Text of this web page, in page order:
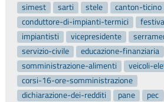
simest
sarti stele canton-ticino
conduttore-di-impianti-termici
impiantisti
vicepresidente
servizio-civile
educazione-finanziaria
somministrazione-alimenti
veicoli-
corsi-16-ore-somministrazione
dichiarazione-dei-redditi
pane pec